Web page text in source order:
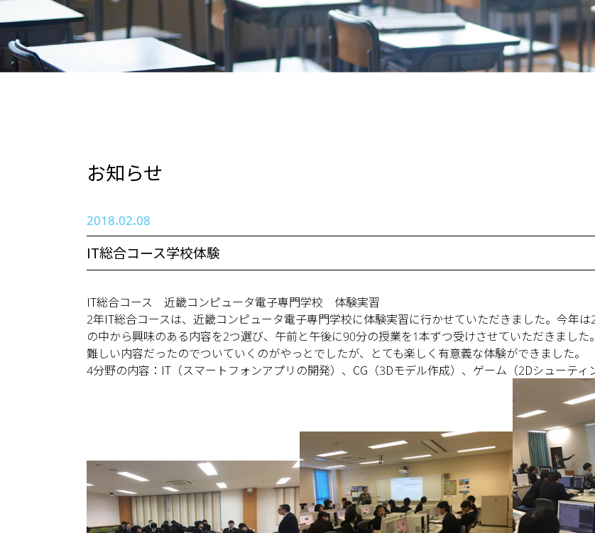
お知らせ
2018.02.08
IT総合コース学校体験
IT総合コース 近畿コンピュータ電子専門学校 体験実習
2年IT総合コースは、近畿コンピュータ電子専門学校に体験実習に行かせていただきました。今年
の中から興味のある内容を2つ選び、午前と午後に90分の授業を1本ずつ受けさせていただきました。
難しい内容だったのでついていくのがやっとでしたが、とても楽しく有意義な体験ができました。
4分野の内容：IT（スマートフォンアプリの開発）、CG（3Dモデル作成）、ゲーム（2Dシューティ